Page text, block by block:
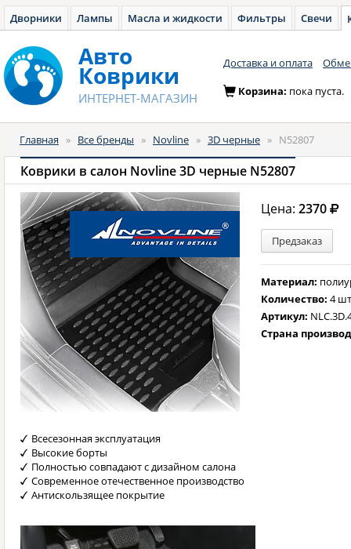
Дворники Лампы Масла и жидкости Фильтры Свечи
Авто
Коврики
ИНТЕРНЕТ-МАГАЗИН
Доставка и оплата
Корзина: пока пуста.
Главная » Все бренды » Novline » 3D черные » N52807
Коврики в салон Novline 3D черные N52807
Цена:2370
Предзаказ
Материал:
Количество:4
Артикул:
Страна
Всесезонная эксплуатация
Высокие борты
Полностью совпадают с дизайном салона
Современное отечественное производство
Антискользящее покрытие